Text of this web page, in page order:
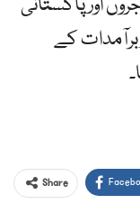
کے
Share